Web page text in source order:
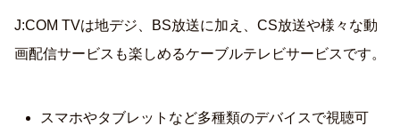
J:COM TVは地デジ、BS放送に加え、CS放送や様々な動
画配信サービスも楽しめるケーブルテレビサービスです。
スマホやタブレットなど多種類のデバイスで視聴可